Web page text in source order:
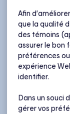
Afin
que la qualité
des témoins
assurer le bon
préférences ou
expérience
identifier.
Dans un souci
gérer vos